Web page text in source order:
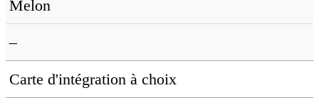
Melon
–
Carte d'intégration à choix